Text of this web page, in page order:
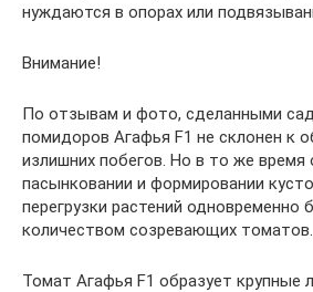
нуждаются в опорах или
Внимание!
По отзывам и фото, сделанными
помидоров Агафья F1 не склонен к
излишних побегов. Но в то же время
пасынковании и формировании
перегрузки растений одновременно
количеством созревающих томатов.
Томат Агафья F1 образует крупные